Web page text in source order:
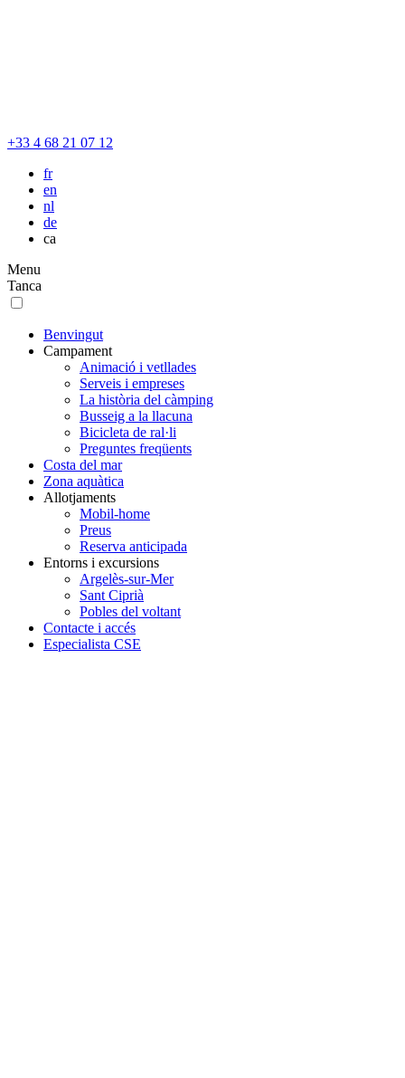
+33 4 68 21 07 12
fr
en
nl
de
ca
Menu
Tanca
Benvingut
Campament
Animació i vetllades
Serveis i empreses
La història del càmping
Busseig a la llacuna
Bicicleta de ral·li
Preguntes freqüents
Costa del mar
Zona aquàtica
Allotjaments
Mobil-home
Preus
Reserva anticipada
Entorns i excursions
Argelès-sur-Mer
Sant Ciprià
Pobles del voltant
Contacte i accés
Especialista CSE